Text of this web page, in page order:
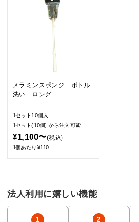
メラミンスポンジ ボトル
洗い ロング
1セット10個入
1セット(10個)から注文可能
¥1,100〜(税込)
1個あたり¥110
法人利用に嬉しい機能